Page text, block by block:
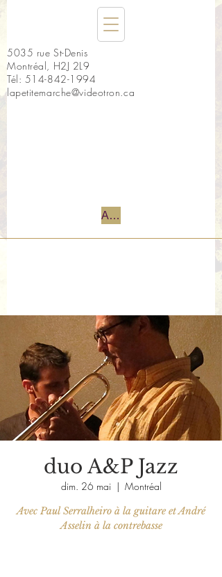
5035 rue St-Denis
Montréal, H2J 2L9
Tél: 514-842-1994
lapetitemarche@videotron.ca
Accueil
duo A&P Jazz
dim. 26 mai
  |
Montréal
Avec Paul Serralheiro à la guitare et André
Asselin à la contrebasse